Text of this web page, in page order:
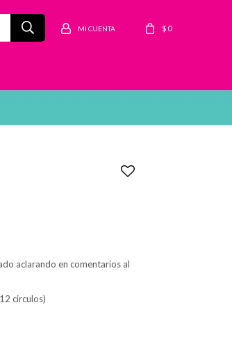
$ 0
aclarando en comentarios al
circulos)